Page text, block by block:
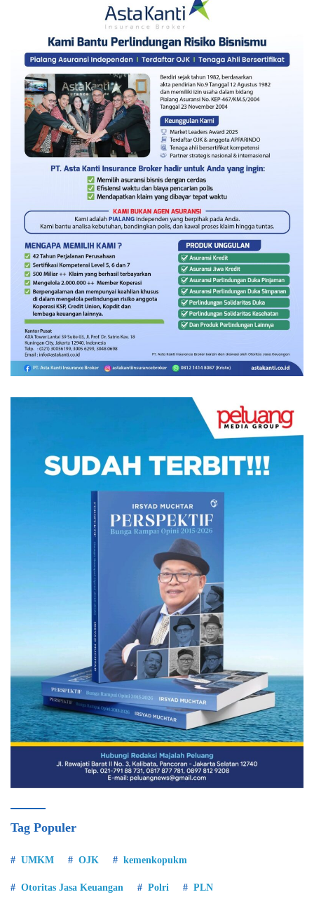
Tag Populer
UMKM OJK kemenkopukm
Otoritas Jasa Keuangan Polri PLN